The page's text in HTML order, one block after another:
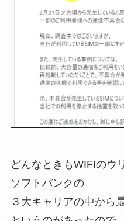
どんなときもWIFIのウ
ソフトバンクの
３大キャリアの中から